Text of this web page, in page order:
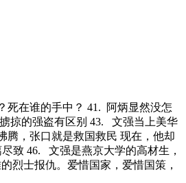
死在谁的手中？ 41. 阿炳显然没怎
掠的强盗有区别 43. 文强当上美华
腾，张口就是救国救民 现在，他却
致 46. 文强是燕京大学的高材生，
烈士报仇。爱惜国家，爱惜国策，